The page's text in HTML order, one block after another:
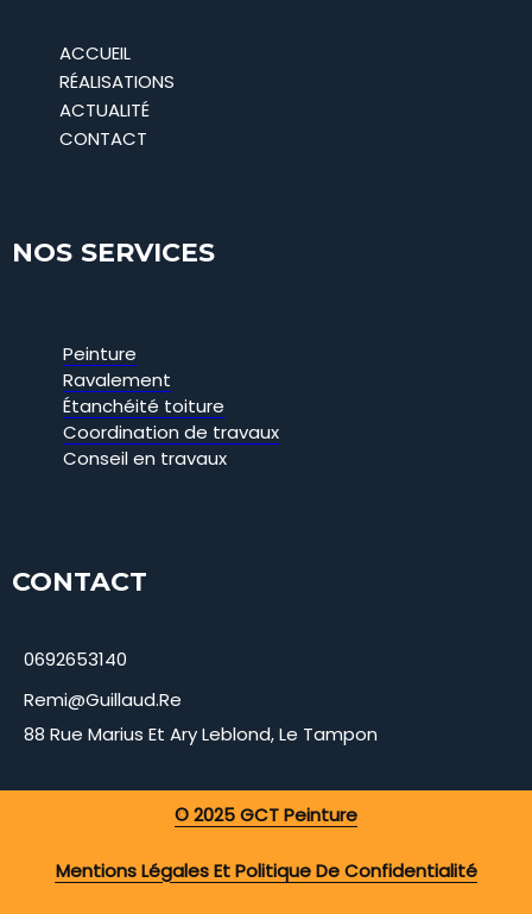
ACCUEIL
RÉALISATIONS
ACTUALITÉ
CONTACT
NOS SERVICES
Peinture
Ravalement
Étanchéité toiture
Coordination de travaux
Conseil en travaux
CONTACT
0692653140
Remi@guillaud.re
88 Rue Marius Et Ary Leblond, Le Tampon
© 2025 GCT Peinture
Mentions Légales Et Politique De Confidentialité